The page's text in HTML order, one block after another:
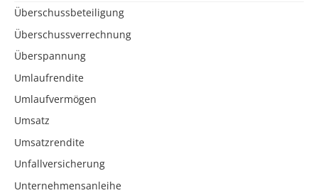
Überschussbeteiligung
Überschussverrechnung
Überspannung
Umlaufrendite
Umlaufvermögen
Umsatz
Umsatzrendite
Unfallversicherung
Unternehmensanleihe